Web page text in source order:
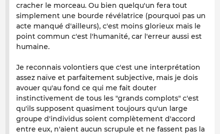
cracher le morceau. Ou bien quelqu'un fera tout
simplement une bourde révélatrice (pourquoi pas un
acte manqué d'ailleurs), c'est moins glorieux mais le
point commun c'est l'humanité, car l'erreur aussi est
humaine.
Je reconnais volontiers que c'est une interprétation
assez naïve et parfaitement subjective, mais je dois
avouer qu'au fond ce qui me fait douter
instinctivement de tous les "grands complots" c'est
qu'ils supposent quasiment toujours qu'un large
groupe d'individus soient complètement d'accord
entre eux, n'aient aucun scrupule et ne fassent pas la